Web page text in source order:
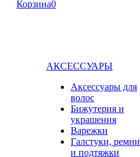
Корзина0
АКСЕССУАРЫ
Аксессуары для
волос
Бижутерия и
украшения
Варежки
Галстуки, ремни
и подтяжки